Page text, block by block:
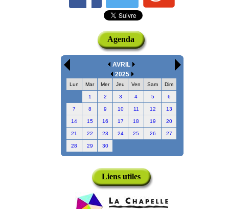
Agenda
AVRIL
2025
Lun Mar Mer Jeu Ven Sam Dim
1 2 3 4 5 6
7 8 9 10 11 12 13
14 15 16 17 18 19 20
21 22 23 24 25 26 27
28 29 30
Liens utiles